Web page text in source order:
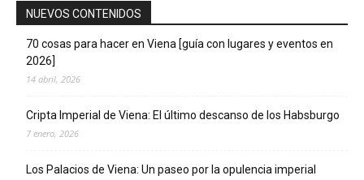
NUEVOS CONTENIDOS
70 cosas para hacer en Viena [guía con lugares y eventos en
2026]
14 abril, 2026
Cripta Imperial de Viena: El último descanso de los Habsburgo
7 enero, 2026
Los Palacios de Viena: Un paseo por la opulencia imperial